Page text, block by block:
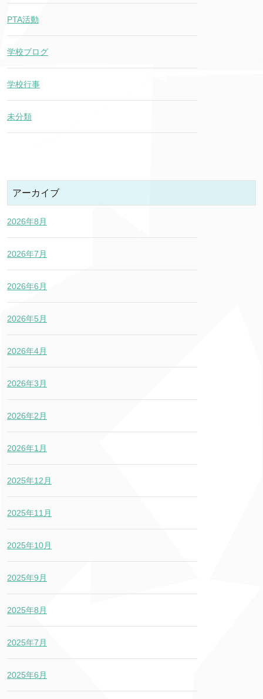
PTA活動
学校ブログ
学校行事
未分類
アーカイブ
2026年8月
2026年7月
2026年6月
2026年5月
2026年4月
2026年3月
2026年2月
2026年1月
2025年12月
2025年11月
2025年10月
2025年9月
2025年8月
2025年7月
2025年6月